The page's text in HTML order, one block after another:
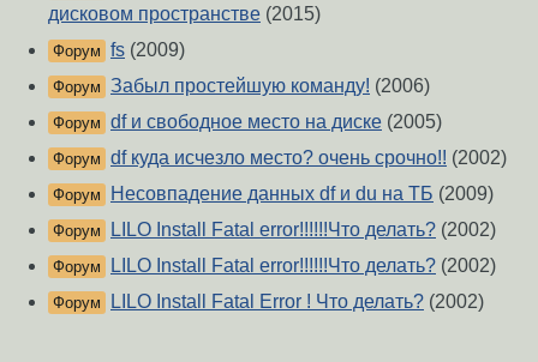
дисковом пространстве (2015)
Форум fs (2009)
Форум Забыл простейшую команду! (2006)
Форум df и свободное место на диске (2005)
Форум df куда исчезло место? очень срочно!! (2002)
Форум Несовпадение данных df и du на ТБ (2009)
Форум LILO Install Fatal error!!!!!!Что делать? (2002)
Форум LILO Install Fatal error!!!!!!Что делать? (2002)
Форум LILO Install Fatal Error ! Что делать? (2002)